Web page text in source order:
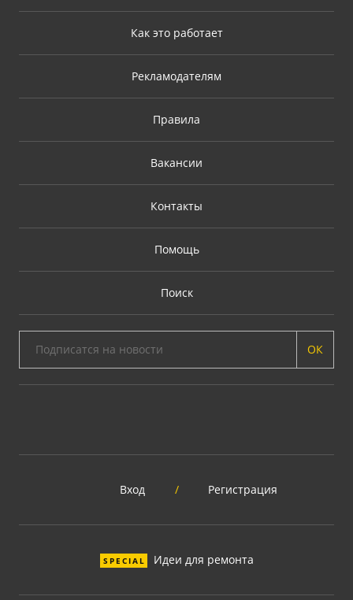
Как это работает
Рекламодателям
Правила
Вакансии
Контакты
Помощь
Поиск
ОК
Вход / Регистрация
SPECIAL Идеи для ремонта